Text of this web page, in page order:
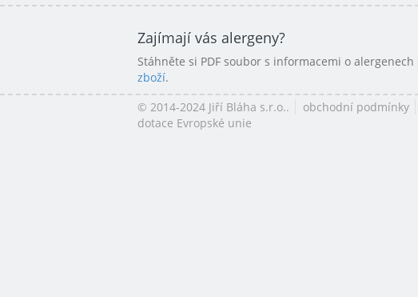
Zajímají vás alergeny?
Stáhněte si PDF soubor s informacemi o alergenech
zboží.
© 2014-2024 Jiří Bláha s.r.o..
obchodní podmínky
dotace Evropské unie